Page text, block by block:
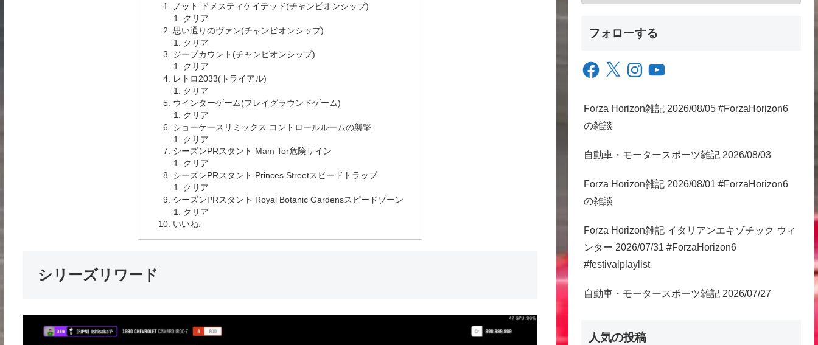
ノット ドメスティケイテッド(チャンピオンシップ)
クリア
思い通りのヴァン(チャンピオンシップ)
クリア
ジープカウント(チャンピオンシップ)
クリア
レトロ2033(トライアル)
クリア
ウインターゲーム(プレイグラウンドゲーム)
クリア
ショーケースリミックス コントロールルームの襲撃
クリア
シーズンPRスタント Mam Tor危険サイン
クリア
シーズンPRスタント Princes Streetスピードトラップ
クリア
シーズンPRスタント Royal Botanic Gardensスピードゾーン
クリア
いいね:
シリーズリワード
フォローする
Facebook
X InstagramYouTube
Forza Horizon雑記 2026/08/05 #ForzaHorizon6
の雑談
自動車・モータースポーツ雑記 2026/08/03
Forza Horizon雑記 2026/08/01 #ForzaHorizon6
の雑談
Forza Horizon雑記 イタリアンエキゾチック ウィ
ンター 2026/07/31 #ForzaHorizon6
#festivalplaylist
自動車・モータースポーツ雑記 2026/07/27
人気の投稿